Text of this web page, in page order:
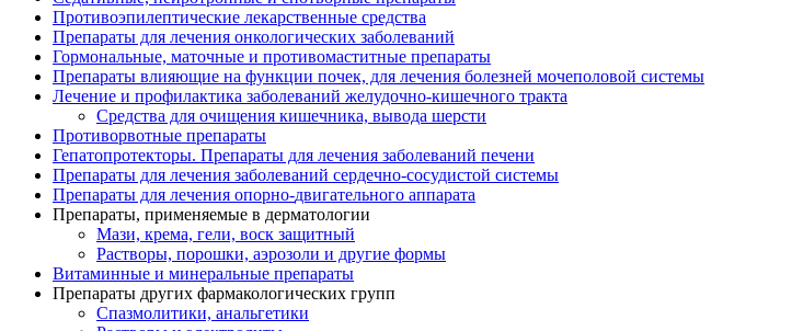
Противоэпилептические лекарственные средства
Препараты для лечения онкологических заболеваний
Гормональные, маточные и противомаститные препараты
Препараты влияющие на функции почек, для лечения болезней мочеполовой системы
Лечение и профилактика заболеваний желудочно-кишечного тракта
Средства для очищения кишечника, вывода шерсти
Противорвотные препараты
Гепатопротекторы. Препараты для лечения заболеваний печени
Препараты для лечения заболеваний сердечно-сосудистой системы
Препараты для лечения опорно-двигательного аппарата
Препараты, применяемые в дерматологии
Мази, крема, гели, воск защитный
Растворы, порошки, аэрозоли и другие формы
Витаминные и минеральные препараты
Препараты других фармакологических групп
Спазмолитики, анальгетики